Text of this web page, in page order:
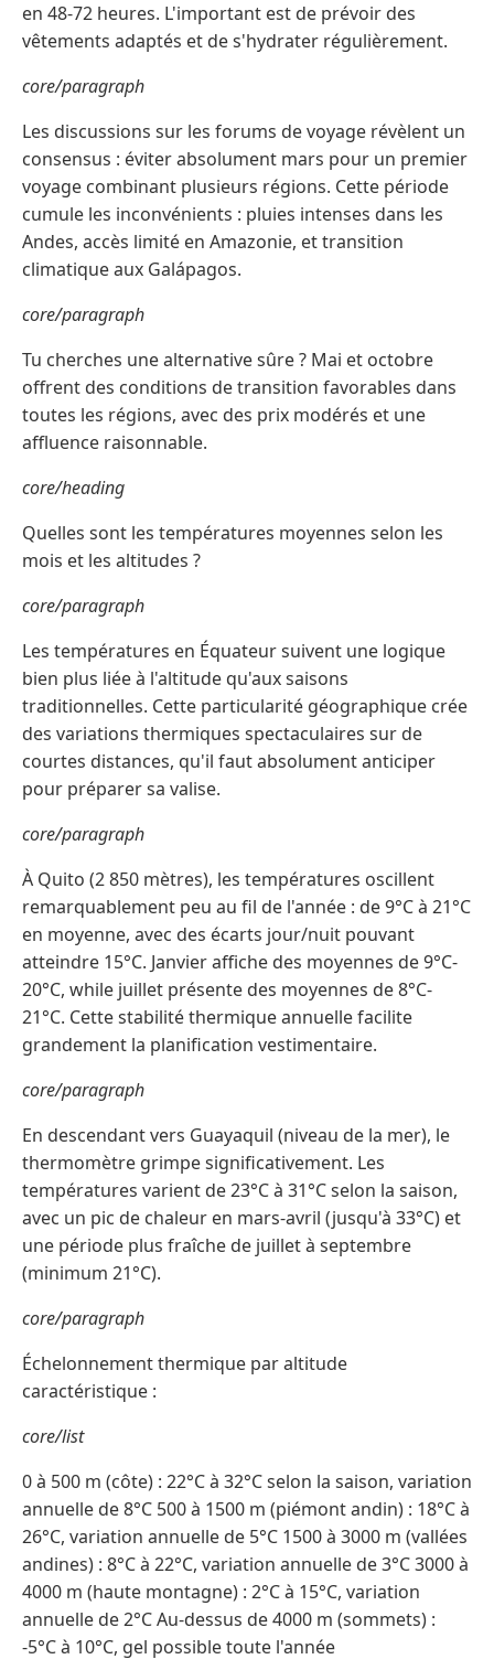
en 48-72 heures. L'important est de prévoir des
vêtements adaptés et de s'hydrater régulièrement.
core/paragraph
Les discussions sur les forums de voyage révèlent un
consensus : éviter absolument mars pour un premier
voyage combinant plusieurs régions. Cette période
cumule les inconvénients : pluies intenses dans les
Andes, accès limité en Amazonie, et transition
climatique aux Galápagos.
core/paragraph
Tu cherches une alternative sûre ? Mai et octobre
offrent des conditions de transition favorables dans
toutes les régions, avec des prix modérés et une
affluence raisonnable.
core/heading
Quelles sont les températures moyennes selon les
mois et les altitudes ?
core/paragraph
Les températures en Équateur suivent une logique
bien plus liée à l'altitude qu'aux saisons
traditionnelles. Cette particularité géographique crée
des variations thermiques spectaculaires sur de
courtes distances, qu'il faut absolument anticiper
pour préparer sa valise.
core/paragraph
À Quito (2 850 mètres), les températures oscillent
remarquablement peu au fil de l'année : de 9°C à 21°C
en moyenne, avec des écarts jour/nuit pouvant
atteindre 15°C. Janvier affiche des moyennes de 9°C-
20°C, while juillet présente des moyennes de 8°C-
21°C. Cette stabilité thermique annuelle facilite
grandement la planification vestimentaire.
core/paragraph
En descendant vers Guayaquil (niveau de la mer), le
thermomètre grimpe significativement. Les
températures varient de 23°C à 31°C selon la saison,
avec un pic de chaleur en mars-avril (jusqu'à 33°C) et
une période plus fraîche de juillet à septembre
(minimum 21°C).
core/paragraph
Échelonnement thermique par altitude
caractéristique :
core/list
0 à 500 m (côte) : 22°C à 32°C selon la saison, variation
annuelle de 8°C 500 à 1500 m (piémont andin) : 18°C à
26°C, variation annuelle de 5°C 1500 à 3000 m (vallées
andines) : 8°C à 22°C, variation annuelle de 3°C 3000 à
4000 m (haute montagne) : 2°C à 15°C, variation
annuelle de 2°C Au-dessus de 4000 m (sommets) :
-5°C à 10°C, gel possible toute l'année